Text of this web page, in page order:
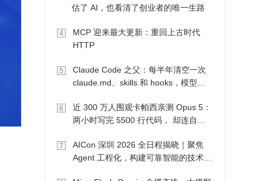
估了 AI，也看清了创业者的唯一生路
4
MCP 迎来最大更新：重回上古时代
HTTP
5
Claude Code 之父：每半年清空一次
claude.md、skills 和 hooks，模型自
6
近 300 万人围观卡帕西亲测 Opus 5：
两小时写完 5500 行代码， 却连自己
7
AICon 深圳 2026 全日程揭晓｜聚焦
Agent 工程化，构建可靠智能的技术路